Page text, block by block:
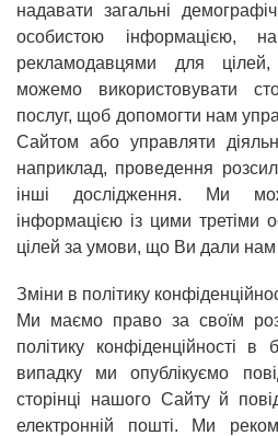
надавати загальні
особистою інформацією,
рекламодавцями для
можемо використовувати
послуг, щоб допомогти нам
Сайтом або управляти
наприклад, проведення
інші дослідження. Ми
інформацією із цими
цілей за умови, що Ви дали нам
Зміни в політику
Ми маємо право за своїм
політику конфіденційності
випадку ми опублікуємо
сторінці нашого Сайту й
електронній пошті. Ми